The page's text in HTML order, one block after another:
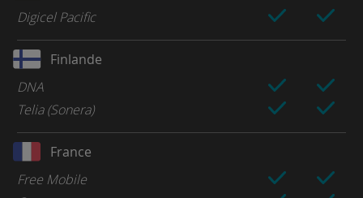
Digicel Pacific
Finlande
DNA
Telia (Sonera)
France
Free Mobile